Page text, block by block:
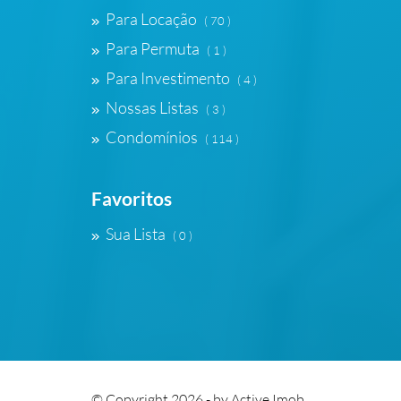
Para Locação ( 70 )
Para Permuta ( 1 )
Para Investimento ( 4 )
Nossas Listas ( 3 )
Condomínios ( 114 )
Favoritos
Sua Lista ( 0 )